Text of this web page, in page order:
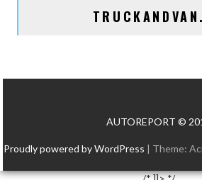
AUTOREPORT ©
Proudly powered by WordPress | Theme: